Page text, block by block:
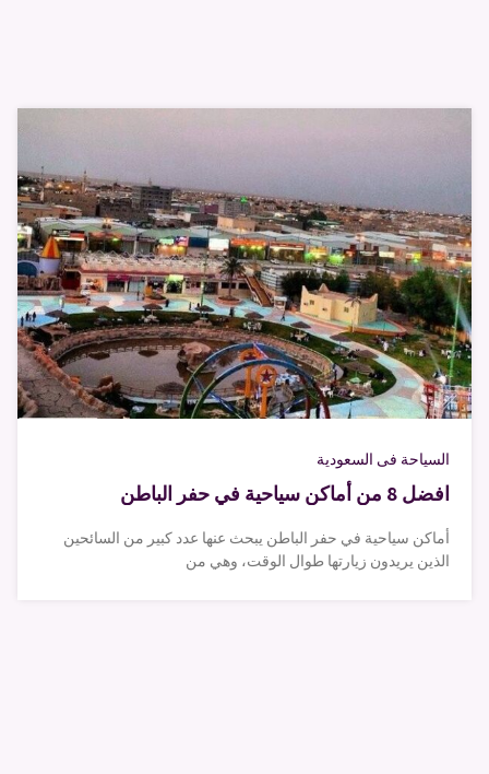
السياحة فى السعودية
افضل 8 من أماكن سياحية في حفر الباطن
أماكن سياحية في حفر الباطن يبحث عنها عدد كبير من السائحين
الذين يريدون زيارتها طوال الوقت، وهي من